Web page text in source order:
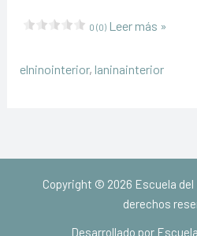
tu
interior
0 (0)Leer más »
elninointerior, laninainterior
Copyright © 2026 Escuela
derechos
Desarrollado por